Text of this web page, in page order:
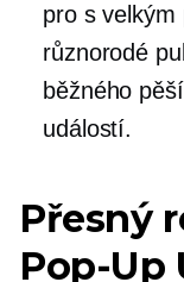
pro s velkým
různorodé
běžného
událostí.
Přesný
Pop-Up